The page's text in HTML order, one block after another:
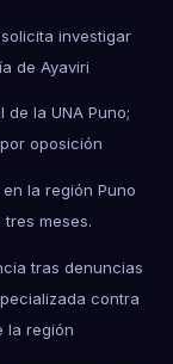
investigar
de Ayaviri
de la UNA Puno;
oposición
la región Puno
meses.
tras denuncias
contra
la región